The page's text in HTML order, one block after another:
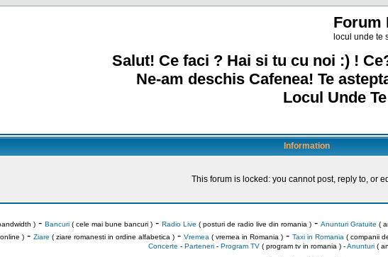
Forum
locul unde te
Salut! Ce faci ? Hai si tu cu noi :) !
Ne-am deschis Cafenea! Te
Locul Unde
Information
This forum is locked: you cannot post, reply to, or
)- Bancuri( cele mai bune bancuri )- Radio Live ( posturi de radio live din romania )- Anunturi Gratuite (
)- Ziare ( ziare romanesti in ordine alfabetica )- Vremea ( vremea in Romania )- Taxi in Romania ( companii
Concerte - Parteneri- Program TV( program tv in romania )-Anunturi(